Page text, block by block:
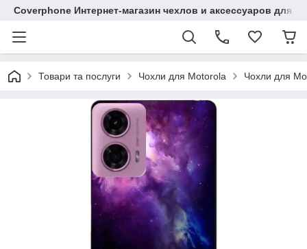
Coverphone Интернет-магазин чехлов и аксессуаров для
Товари та послуги Чохли для Motorola Чохли для